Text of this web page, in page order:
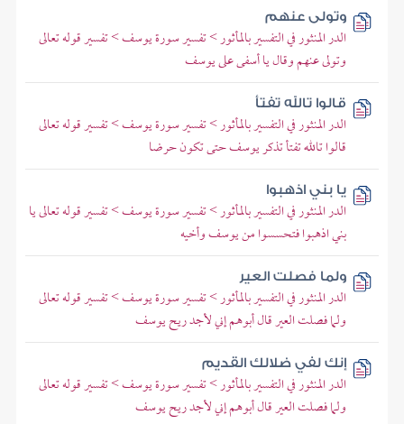
وتولى عنهم
الدر المنثور في التفسير بالمأثور > تفسير سورة يوسف > تفسير قوله تعالى
وتولى عنهم وقال يا أسفى على يوسف
قالوا تالله تفتأ
الدر المنثور في التفسير بالمأثور > تفسير سورة يوسف > تفسير قوله تعالى
قالوا تالله تفتأ تذكر يوسف حتى تكون حرضا
يا بني اذهبوا
الدر المنثور في التفسير بالمأثور > تفسير سورة يوسف > تفسير قوله تعالى يا
بني اذهبوا فتحسسوا من يوسف وأخيه
ولما فصلت العير
الدر المنثور في التفسير بالمأثور > تفسير سورة يوسف > تفسير قوله تعالى
ولما فصلت العير قال أبوهم إني لأجد ريح يوسف
إنك لفي ضلالك القديم
الدر المنثور في التفسير بالمأثور > تفسير سورة يوسف > تفسير قوله تعالى
ولما فصلت العير قال أبوهم إني لأجد ريح يوسف